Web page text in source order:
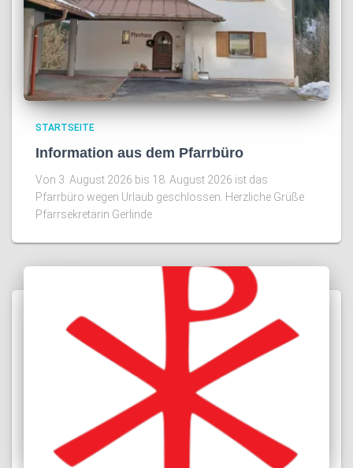
STARTSEITE
Information aus dem Pfarrbüro
Von 3. August 2026 bis 18. August 2026 ist das
Pfarrbüro wegen Urlaub geschlossen. Herzliche Grüße
Pfarrsekretärin Gerlinde